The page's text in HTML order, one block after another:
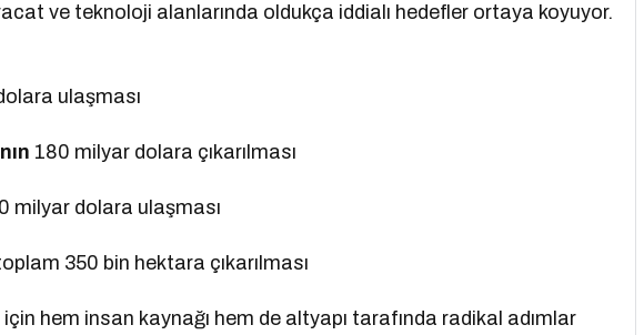
ve teknoloji alanlarında oldukça iddialı hedefler ortaya koyuyor.
ulaşması
180 milyar dolara çıkarılması
milyar dolara ulaşması
350 bin hektara çıkarılması
hem insan kaynağı hem de altyapı tarafında radikal adımlar